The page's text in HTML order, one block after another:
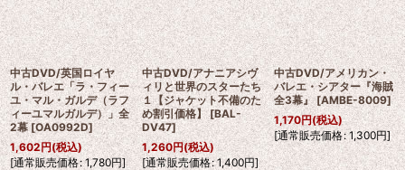
中古DVD/英国ロイヤ
ル・バレエ「ラ・フィー
ユ・マル・ガルデ（ラフ
ィーユマルガルデ）」全
2幕 [OA0992D]
1,602円(税込)
[通常販売価格: 1,780円]
中古DVD/アナニアシヴ
ィリと世界のスターたち
１【ジャケット不備のた
め割引価格】 [BAL-
DV47]
1,260円(税込)
[通常販売価格: 1,400円]
中古DVD/アメリカン・
バレエ・シアター『海賊
全3幕』 [AMBE-8009]
1,170円(税込)
[通常販売価格: 1,300円]